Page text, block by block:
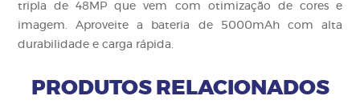
tripla de 48MP que vem com otimização de cores e
imagem. Aproveite a bateria de 5000mAh com alta
durabilidade e carga rápida.
PRODUTOS RELACIONADOS